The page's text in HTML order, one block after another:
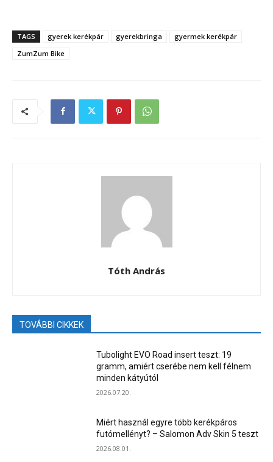
TAGS gyerek kerékpár gyerekbringa
gyermek kerékpár
ZumZum Bike
Tóth András
TOVÁBBI CIKKEK
Tubolight EVO Road insert teszt: 19
gramm, amiért cserébe nem kell félnem
minden kátyútól
2026.07.20.
Miért használ egyre több kerékpáros
futómellényt? – Salomon Adv Skin 5 teszt
2026.08.01.